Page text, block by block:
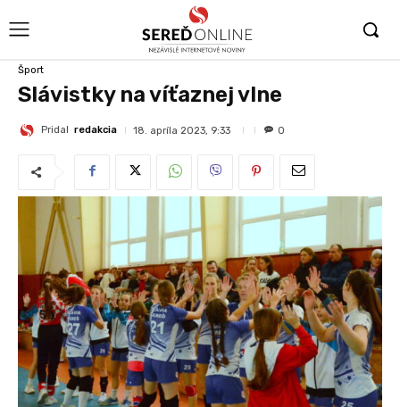
Šport
Slávistky na víťaznej vlne
Pridal redakcia 18. apríla 2023, 9:33 0